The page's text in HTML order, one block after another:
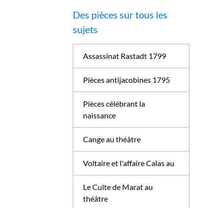
Des pièces sur tous les
sujets
Assassinat Rastadt 1799
Pièces antijacobines 1795
Pièces célébrant la
naissance
Cange au théâtre
Voltaire et l'affaire Calas au
Le Culte de Marat au
théâtre